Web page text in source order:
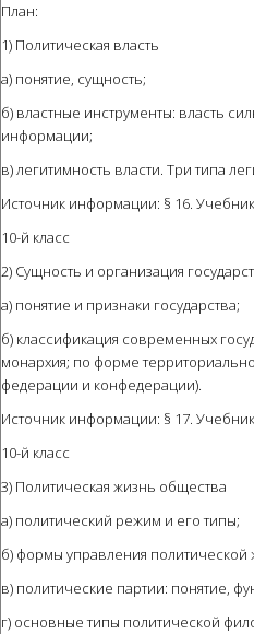
План:
1) Политическая власть
а) понятие, сущность;
б) властные инструменты: власть
информации;
в) легитимность власти. Три типа
Источник информации: § 16.
10-й класс
2) Сущность и организация
а) понятие и признаки государства;
б) классификация современных
монархия; по форме
федерации и конфедерации).
Источник информации: § 17.
10-й класс
3) Политическая жизнь общества
а) политический режим и его типы;
б) формы управления
в) политические партии: понятие,
г) основные типы политической